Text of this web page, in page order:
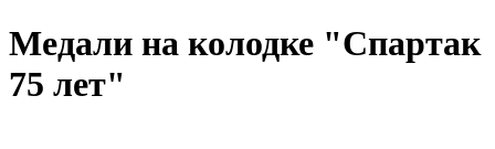
Медали на колодке "Спартак
75 лет"